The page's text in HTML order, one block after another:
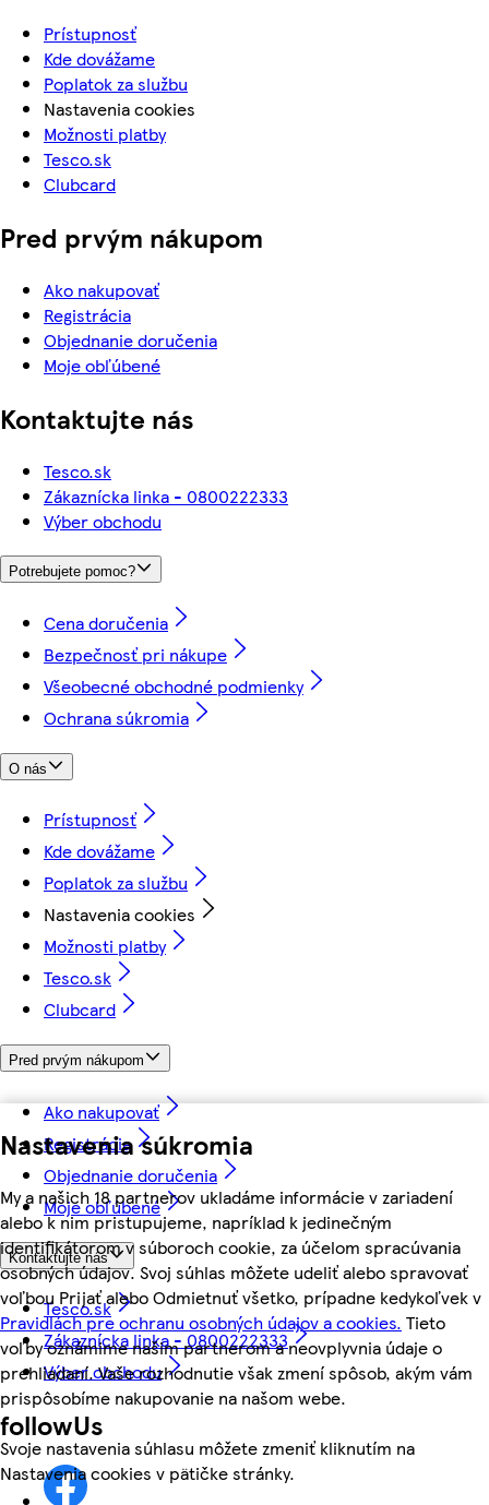
Nastavenia súkromia
My a našich 18 partnerov ukladáme informácie v zariadení
alebo k nim pristupujeme, napríklad k jedinečným
identifikátorom v súboroch cookie, za účelom spracúvania
osobných údajov. Svoj súhlas môžete udeliť alebo spravovať
voľbou Prijať alebo Odmietnuť všetko, prípadne kedykoľvek v
Pravidlách pre ochranu osobných údajov a cookies. Tieto
voľby oznámime našim partnerom a neovplyvnia údaje o
prehliadaní. Vaše rozhodnutie však zmení spôsob, akým vám
prispôsobíme nakupovanie na našom webe.
Svoje nastavenia súhlasu môžete zmeniť kliknutím na
Nastavenia cookies v pätičke stránky.
Prístupnosť
Kde dovážame
Poplatok za službu
Nastavenia cookies
Možnosti platby
Tesco.sk
Clubcard
Pred prvým nákupom
Ako nakupovať
Registrácia
Objednanie doručenia
Moje obľúbené
Kontaktujte nás
Tesco.sk
Zákaznícka linka - 0800222333
Výber obchodu
Potrebujete pomoc?
Cena doručenia
Bezpečnosť pri nákupe
Všeobecné obchodné podmienky
Ochrana súkromia
O nás
Prístupnosť
Kde dovážame
Poplatok za službu
Nastavenia cookies
Možnosti platby
Tesco.sk
Clubcard
Pred prvým nákupom
Ako nakupovať
Registrácia
Objednanie doručenia
Moje obľúbené
Kontaktujte nás
Tesco.sk
Zákaznícka linka - 0800222333
Výber obchodu
followUs